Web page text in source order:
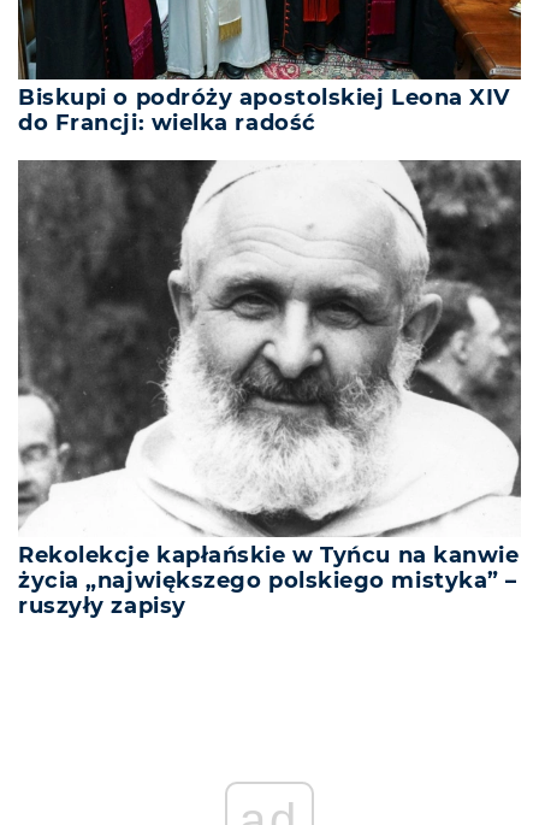
Biskupi o podróży apostolskiej Leona XIV
do Francji: wielka radość
Rekolekcje kapłańskie w Tyńcu na kanwie
życia „największego polskiego mistyka” –
ruszyły zapisy